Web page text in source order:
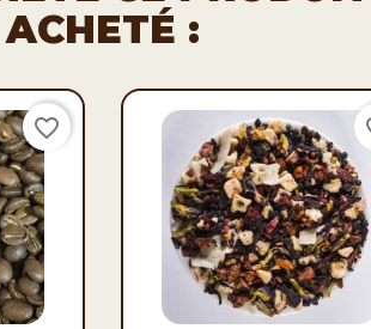
ACHETÉ :
favorite_border